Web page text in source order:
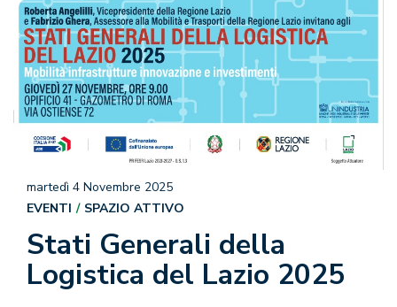
Stati Generali della
Logistica del Lazio 2025
martedì 4 Novembre 2025
EVENTI
SPAZIO ATTIVO